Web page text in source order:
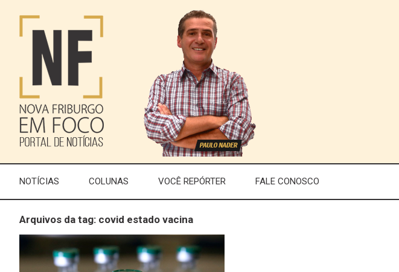
NOTÍCIAS COLUNAS VOCÊ REPÓRTER FALE CONOSCO
Arquivos da tag: covid estado vacina